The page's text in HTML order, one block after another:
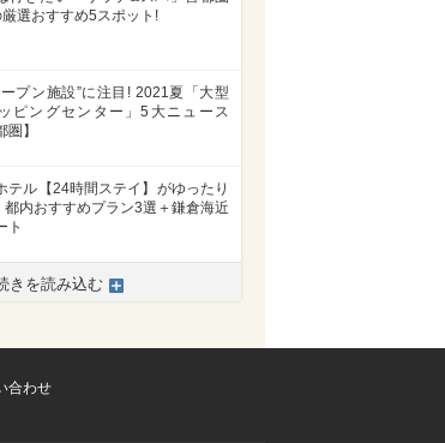
選おすすめ5スポット!
プン施設”に注目! 2021夏「大型
ピングセンター」5大ニュース
圏】
テル【24時間ステイ】がゆったり
都内おすすめプラン3選＋鎌倉海近
ト
きを読み込む
合わせ